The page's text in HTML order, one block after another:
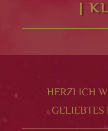
|
HERZLICH
GELIEBTES